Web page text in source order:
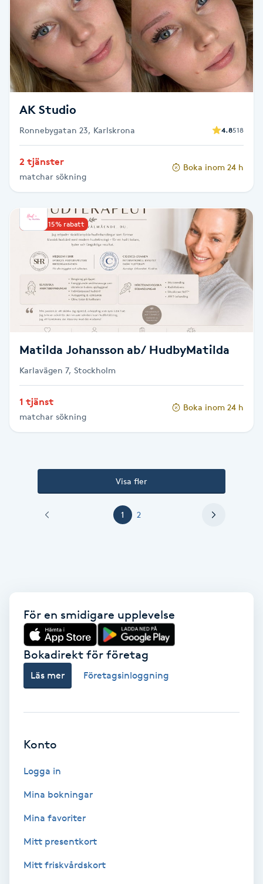
Tatueringsborttagning
Terapi
Thaimassage
Toning
Torr hårbotten
Torrborstning
Triggerpunktsmassage
Trådning
Träning
Tvätt & Fön
Vaccination
Vampyrbehandling
Vaxning
Vaxning brasiliansk
Vårtor
Yin Yoga
Yoga
Yoga Nidra
Yogamassage
Zonterapi
AK Studio
Ronnebygatan 23, Karlskrona 4.8518
2 tjänster
matchar sökning
Boka inom 24 h
Upp till 15% rabatt
Matilda Johansson ab/ HudbyMatilda
Karlavägen 7, Stockholm
1 tjänst
matchar sökning
Boka inom 24 h
Visa fler
1 2
För en smidigare upplevelse
Bokadirekt för företag
Läs mer Företagsinloggning
Konto
Logga in
Mina bokningar
Mina favoriter
Mitt presentkort
Mitt friskvårdskort